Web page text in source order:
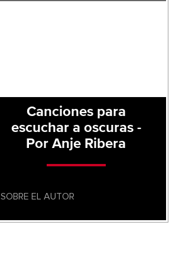
Canciones para
escuchar a oscuras -
Por Anje Ribera
SOBRE EL AUTOR